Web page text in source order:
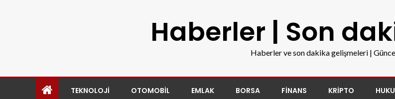
Haberler | Son
Haberler ve son dakika gelişmeleri |
TEKNOLOJI OTOMOBIL EMLAK BORSA FINANS KRIPTO